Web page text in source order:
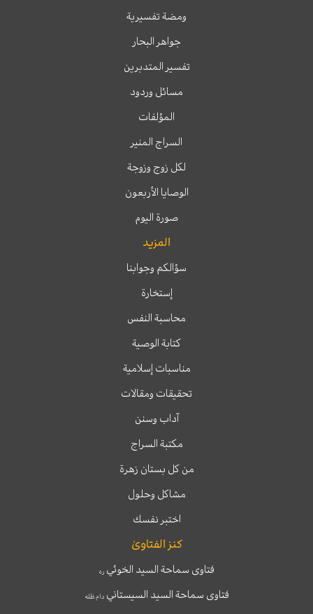
ومضة تفسيرية
جواهر البحار
تفسير المتدبرين
مسائل وردود
المؤلفات
السراج المنير
لكل زوج وزوجة
الوصايا الأربعون
صورة اليوم
المزيد
سؤالكم وجوابنا
إستخارة
محاسبة النفس
كتابة الوصية
مناسبات إسلامية
تحقيقات ومقالات
آداب وسنن
مكتبة السراج
من كل بستان زهرة
مشاكل وحلول
اختبر نفسك
كنز الفتاوىٰ
فتاوى سماحة السيد الخوئيره
فتاوى سماحة السيد السيستانيدام ظله